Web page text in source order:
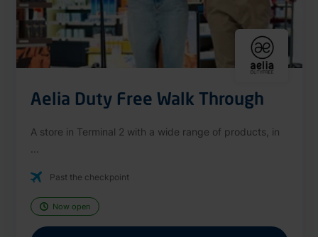
Aelia Duty Free Walk Through
A store in Terminal 2 with a wide range of products, in
Past the checkpoint
Now open